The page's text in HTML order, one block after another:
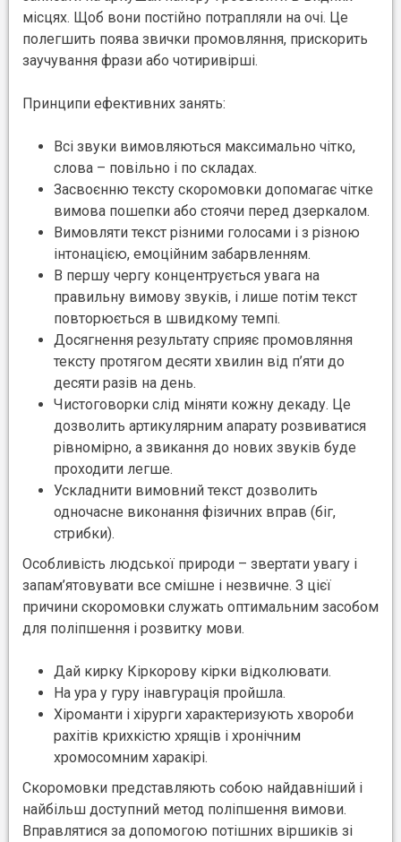
місцях. Щоб вони постійно потрапляли на очі. Це
полегшить поява звички промовляння, прискорить
заучування фрази або чотиривірші.
Принципи ефективних занять:
Всі звуки вимовляються максимально чітко,
слова – повільно і по складах.
Засвоєнню тексту скоромовки допомагає чітке
вимова пошепки або стоячи перед дзеркалом.
Вимовляти текст різними голосами і з різною
інтонацією, емоційним забарвленням.
В першу чергу концентрується увага на
правильну вимову звуків, і лише потім текст
повторюється в швидкому темпі.
Досягнення результату сприяє промовляння
тексту протягом десяти хвилин від п’яти до
десяти разів на день.
Чистоговорки слід міняти кожну декаду. Це
дозволить артикулярним апарату розвиватися
рівномірно, а звикання до нових звуків буде
проходити легше.
Ускладнити вимовний текст дозволить
одночасне виконання фізичних вправ (біг,
стрибки).
Особливість людської природи – звертати увагу і
запам’ятовувати все смішне і незвичне. З цієї
причини скоромовки служать оптимальним засобом
для поліпшення і розвитку мови.
Дай кирку Кіркорову кірки відколювати.
На ура у гуру інавгурація пройшла.
Хіроманти і хірурги характеризують хвороби
рахітів крихкістю хрящів і хронічним
хромосомним харакірі.
Скоромовки представляють собою найдавніший і
найбільш доступний метод поліпшення вимови.
Вправлятися за допомогою потішних віршиків зі